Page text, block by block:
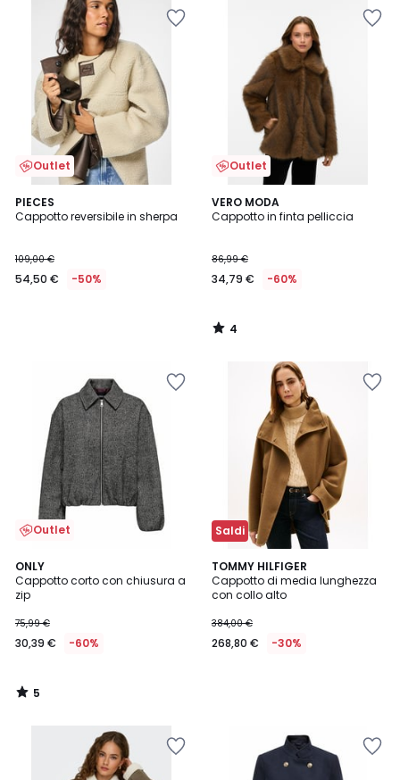
Outlet
PIECES
Cappotto reversibile in sherpa
109,00 €
54,50 € -50%
Outlet
VERO MODA
Cappotto in finta pelliccia
86,99 €
34,79 € -60%
4
/
4
/
Outlet
ONLY
Cappotto corto con chiusura a
zip
75,99 €
30,39 € -60%
5
/
5
5
/
Saldi
TOMMY HILFIGER
Cappotto di media lunghezza
con collo alto
384,00 €
268,80 € -30%